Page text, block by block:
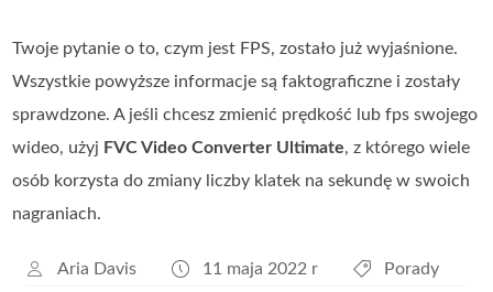
Twoje pytanie o to, czym jest FPS, zostało już wyjaśnione.
Wszystkie powyższe informacje są faktograficzne i zostały
sprawdzone. A jeśli chcesz zmienić prędkość lub fps swojego
wideo, użyj FVC Video Converter Ultimate, z którego wiele
osób korzysta do zmiany liczby klatek na sekundę w swoich
nagraniach.
Aria Davis 11 maja 2022 r Porady